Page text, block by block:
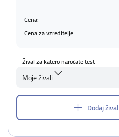
Cena:
Cena za vzreditelje:
Žival za katero naročate test
Moje živali
Dodaj žival